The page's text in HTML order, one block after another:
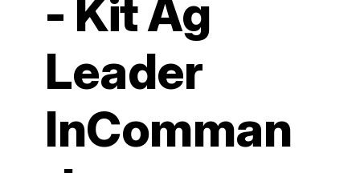
- Kit Ag
Leader
InComman